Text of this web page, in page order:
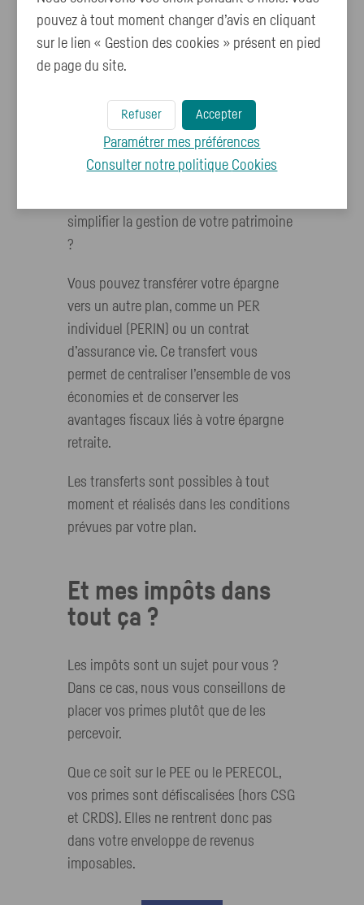
Regrouper votre
épargne pour en
faciliter la gestion
simplifier la gestion de votre patrimoine
?
Vous pouvez transférer votre épargne
vers un autre plan, comme un PER
individuel (PERIN) ou un contrat
d’assurance vie. Ce transfert vous
permet de centraliser l’ensemble de vos
économies et de conserver les
avantages fiscaux liés à votre épargne
retraite.
Les transferts sont possibles à tout
moment et réalisés dans les conditions
prévues par votre plan.
Et mes impôts dans
tout ça ?
Les impôts sont un sujet pour vous ?
Dans ce cas, nous vous conseillons de
placer vos primes plutôt que de les
percevoir.
Que ce soit sur le PEE ou le PERECOL,
vos primes sont défiscalisées (hors CSG
et CRDS). Elles ne rentrent donc pas
dans votre enveloppe de revenus
imposables.
pouvez à tout moment changer d’avis en cliquant
sur le lien « Gestion des cookies » présent en pied
de page du site.
Accepter
Refuser
Paramétrer mes préférences
Consulter notre politique Cookies